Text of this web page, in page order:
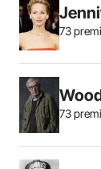
73 premi
73 premi